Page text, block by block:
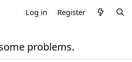
Log in Register
problems.